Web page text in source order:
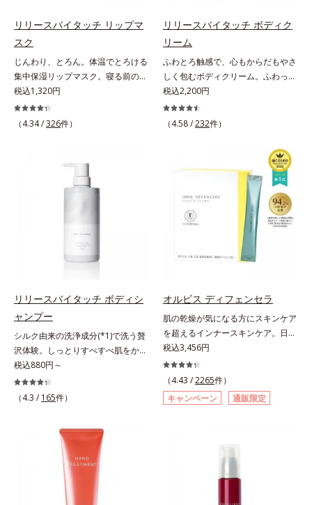
セラカエルレア果汁、ノバラエキス
配合＝うるおいを与えハリと透明感
に満ちた肌へ導く保湿成分*9 メマ
ツヨイグサ抽出液、スイカズラエキ
ス配合＝角層のすみずみまで水分・
油分を保ち、ハリ・ツヤを与える保
湿成分*10 気持ちのこと
ズは美容成分(*8)として「G.D.F.ア
クティベーター(*9)」を配合。そし
て、従来から配合している美白(*1)
有効成分「トラネキサム酸」を配合
しました。さらに、シリーズ共通の
美容成分「GLルートブースター
(*10)」を配合することで、肌のふ
っくら感や透明感を叶えます。美白
上向き(*11)のハリと透明感を。効
果的なシナジー設計で、あなたのエ
スを防ぐ（ウォッシュを除く）*2
オルビス内スキンケアシリーズの保
湿力*3 年齢に応じたお手入れのこ
と*4 角層まで*5 うるおいによ
*7 乾燥による*8 保湿成分*9
ロニセラカエルレア果汁、ノバラエ
キス配合＝うるおいを与えハリと透
明感に満ちた肌へ導く保湿成分
*10 メマツヨイグサ抽出液、スイ
カズラエキス配合＝角層のすみずみ
まで水分・油分を保ち、ハリ・ツヤ
を与える保湿成分*11 気持ちのこ
でオルビスユー ドットシリーズは
美容成分(*9)として「G.D.F.アクテ
ィベーター(*10)」を配合。そし
て、従来から配合している美白(*1)
有効成分「トラネキサム酸」を配合
しました。さらに、シリーズ共通の
美容成分「GLルートブースター
(*11)」を配合することで、肌のふ
ケアしながら多角的なエイジングケ
アが叶うシリーズに。3ステップで
上向き(*12)のハリと透明感を。効
果的なシナジー設計で、あなたのエ
イジングケアを応援します。*1 メ
ラニンの生成を抑え、シミ・ソバカ
スを防ぐ（ウォッシュを除く）*2
オルビス内スキンケアシリーズの保
湿力*3 年齢に応じたお手入れのこ
角層*5 乾燥による*6 洗浄によ
*8 乾燥、ハリ・ツヤのなさ*9
保湿成分*10 ロニセラカエルレア
果汁、ノバラエキス配合＝うるおい
を与えハリと透明感に満ちた肌へ導
く保湿成分*11 メマツヨイグサ抽
出液、スイカズラエキス配合＝角層
リリースバイタッチ リップマ
スク
じんわり、とろん。体温でとろける
集中保湿リップマスク。寝る前のひ
と塗りでやわらかな唇へ。集中保湿
リップマスクです。バームのような
固めのテクスチャーが体温でじんわ
成分配合で、乾燥にゆらがない唇に
整えます。寝る前に塗れば、翌朝の
コンディションが段違い！ 寝なが
ら、メイク映えするしっとりやわら
か唇を実現します。【ご使用方法】
清潔な指先またはお手持ちのリップ
ブラシに適量をとって、唇にやさし
税込1,320円
（4.34 /326件）
リリースバイタッチ ボディク
リーム
ふわとろ触感で、心もからだもやさ
しく包むボディクリーム。ふわっと
軽やかで、ぽよっと弾むユニーク触
感。なじませると摩擦と皮膚温でほ
どけるボディクリームです。うっと
るおい膜が広がり、ベタつかないの
に吸い付くようなしっとりもちもち
肌に。加水分解ヒアルロン酸配合。
浸透性と水分保持力のWのうるおい
ベールで、乾燥を寄せつけないもち
肌ボディを長時間キープします。
【ご使用方法】お風呂上がりなどの
清潔な肌に適量をやさしくなじませ
税込2,200円
（4.58 /232件）
リリースバイタッチ ボディシ
ャンプー
シルク由来の洗浄成分(*1)で洗う贅
沢体験。しっとりすべすべ肌をかな
えるボディシャンプー。リリースバ
イタッチ ボディシャンプーふわも
こ濃密泡がからだをやさしく包み、
おいに近いシルク由来の洗浄成分
(*1)が、不要な汚れをするりと包み
込みやさしく落とします。さらにヒ
アルロン酸ナトリウムとうるおい吸
着成分(*2)配合で、保湿成分が肌に
税込880円～
（4.3 / 165件）
オルビス ディフェンセラ
肌の乾燥が気になる方にスキンケア
を超えるインナースキンケア。日本
初(*1)“肌にもトクホ(*2)”！肌の乾燥
が気になる方に。高純度に精製した
米胚芽由来のグルコシルセラミドを
配合。「肌の水分を逃しにくくする
ため、肌の乾燥が気になる方に適し
アです。“飲むスキンケア”だから、
顔だけでなく、背中や足など、スキ
ンケア機能は全身にも。なかなか手
税込3,456円
（4.43 /2265件）
キャンペーン
通販限定